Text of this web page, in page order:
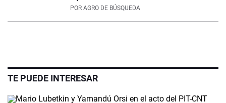
POR AGRO DE BÚSQUEDA
TE PUEDE INTERESAR